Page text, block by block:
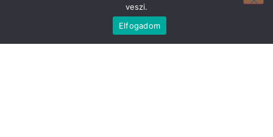
Mirland Lakberendezési Áruház:
7100 Szekszárd, Fáy András u. 29
webmirland@gmail.com
veszi.
Elfogadom